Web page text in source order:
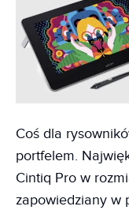
Coś dla
portfelem.
Cintiq Pro w
zapowiedziany w